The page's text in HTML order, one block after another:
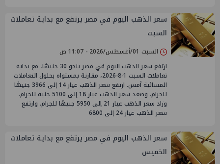
سعر الذهب اليوم في مصر يرتفع مع بداية تعاملات
السبت
السبت 01/أغسطس/2026 - 11:07 ص
ارتفع سعر الذهب اليوم في مصر بنحو 30 جنيهًا، مع بداية
تعاملات السبت 1-8-2026، مقارنة بمستواه بحلول التعاملات
المسائية أمس. ارتفع سعر الذهب عيار 14 إلى 3966 جنيهًا
للجرام. وصعد سعر الذهب عيار 18 إلى 5100 جنيه للجرام.
وزاد سعر الذهب عيار 21 إلى 5950 جنيهًا للجرام. وارتفع
سعر الذهب عيار 24 إلى 6800
سعر الذهب اليوم في مصر يرتفع مع بداية تعاملات
الخميس